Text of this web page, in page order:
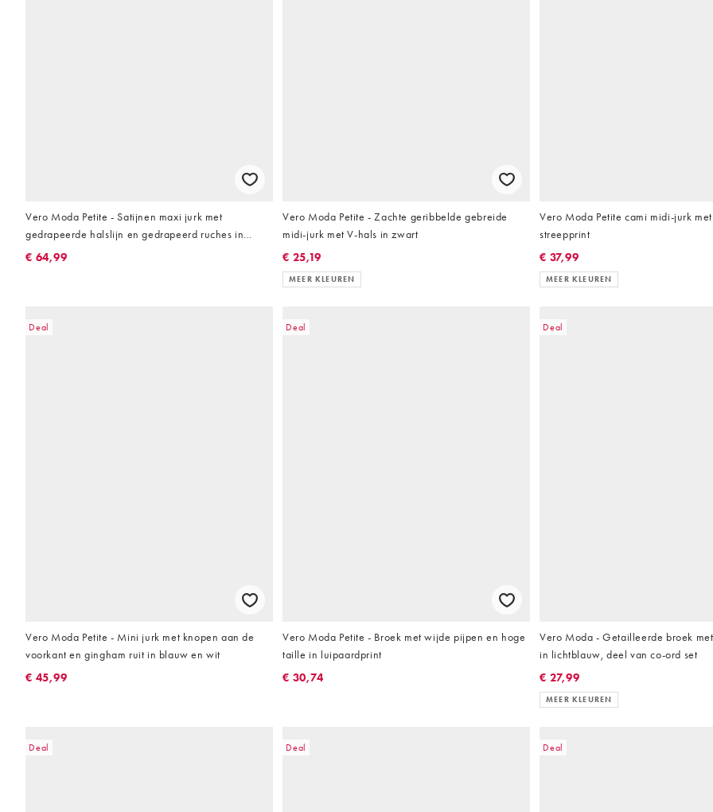
Vero Moda Petite - Satijnen maxi jurk met
gedrapeerde halslijn en gedrapeerd ruches in
luchtig blauw
€ 64,99
Vero Moda Petite - Zachte geribbelde gebreide
midi-jurk met V-hals in zwart
€ 25,19
MEER KLEUREN
Vero Moda Petite cami midi-jurk
streepprint
€ 37,99
MEER KLEUREN
Deal
Vero Moda Petite - Mini jurk met knopen aan de
voorkant en gingham ruit in blauw en wit
€ 45,99
Deal
Vero Moda Petite - Broek met wijde pijpen en hoge
taille in luipaardprint
€ 30,74
Deal
Vero Moda - Getailleerde broek
in lichtblauw, deel van co-ord set
€ 27,99
MEER KLEUREN
Deal Deal Deal